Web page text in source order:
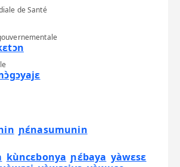
de Santé
ɲɛ́nasumunin
kùncɛbonya ɲɛ́baya yàwɛsɛ